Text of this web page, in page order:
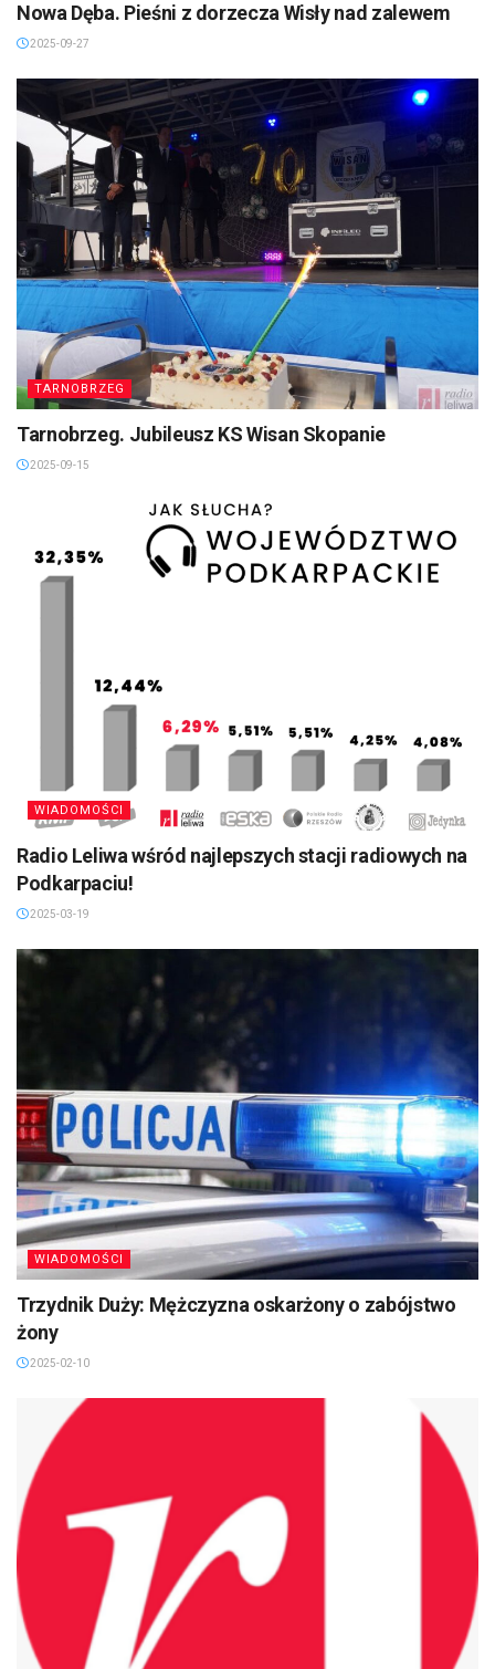
Nowa Dęba. Pieśni z dorzecza Wisły nad zalewem
2025-09-27
TARNOBRZEG
Tarnobrzeg. Jubileusz KS Wisan Skopanie
2025-09-15
WIADOMOŚCI
Radio Leliwa wśród najlepszych stacji radiowych na
Podkarpaciu!
2025-03-19
WIADOMOŚCI
Trzydnik Duży: Mężczyzna oskarżony o zabójstwo
żony
2025-02-10